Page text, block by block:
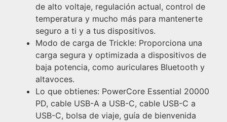
de alto voltaje, regulación actual, control de
temperatura y mucho más para mantenerte
seguro a ti y a tus dispositivos.
Modo de carga de Trickle: Proporciona una
carga segura y optimizada a dispositivos de
baja potencia, como auriculares Bluetooth y
altavoces.
Lo que obtienes: PowerCore Essential 20000
PD, cable USB-A a USB-C, cable USB-C a
USB-C, bolsa de viaje, guía de bienvenida